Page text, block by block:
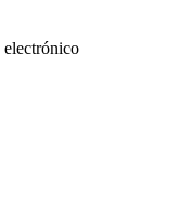
electrónico